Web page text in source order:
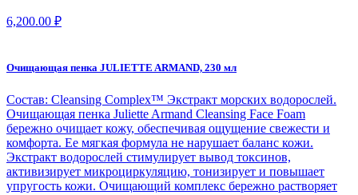
6,200.00 ₽
Очищающая пенка JULIETTE ARMAND, 230 мл
Состав: Cleansing Complex™ Экстракт морских водорослей.
Очищающая пенка Juliette Armand Cleansing Face Foam
бережно очищает кожу, обеспечивая ощущение свежести и
комфорта. Ее мягкая формула не нарушает баланс кожи.
Экстракт водорослей стимулирует вывод токсинов,
активизирует микроциркуляцию, тонизирует и повышает
упругость кожи. Очищающий комплекс бережно растворяет